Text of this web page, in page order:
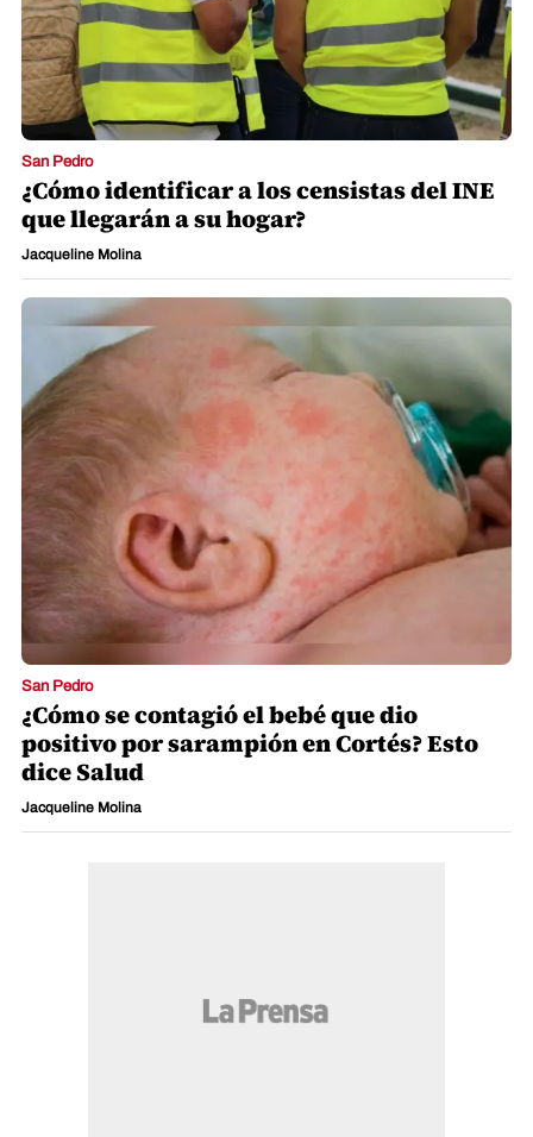
San Pedro
¿Cómo se contagió el bebé que dio
positivo por sarampión en Cortés? Esto
dice Salud
Jacqueline Molina